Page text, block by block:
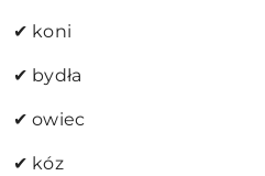
✔ koni
✔ bydła
✔ owiec
✔ kóz